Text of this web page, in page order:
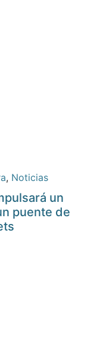
, Noticias
un
puente de